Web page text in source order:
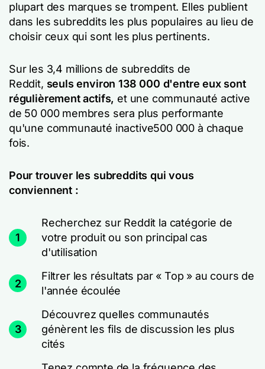
plupart des marques se trompent. Elles publient
dans les subreddits les plus populaires au lieu de
choisir ceux qui sont les plus pertinents.
Sur les 3,4 millions de subreddits de
Reddit, seuls environ 138 000 d'entre eux sont
régulièrement actifs, et une communauté active
de 50 000 membres sera plus performante
qu'une communauté inactive500 000 à chaque
fois.
Pour trouver les subreddits qui vous
conviennent :
1
Recherchez sur Reddit la catégorie de
votre produit ou son principal cas
d'utilisation
2
Filtrer les résultats par « Top » au cours de
l'année écoulée
3
Découvrez quelles communautés
génèrent les fils de discussion les plus
cités